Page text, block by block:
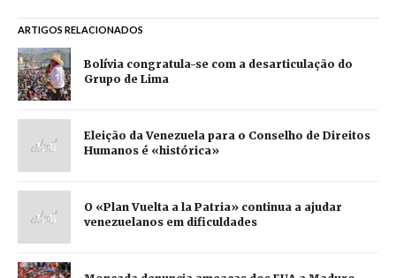
ARTIGOS RELACIONADOS
Bolívia congratula-se com a desarticulação do
Grupo de Lima
Eleição da Venezuela para o Conselho de Direitos
Humanos é «histórica»
O «Plan Vuelta a la Patria» continua a ajudar
venezuelanos em dificuldades